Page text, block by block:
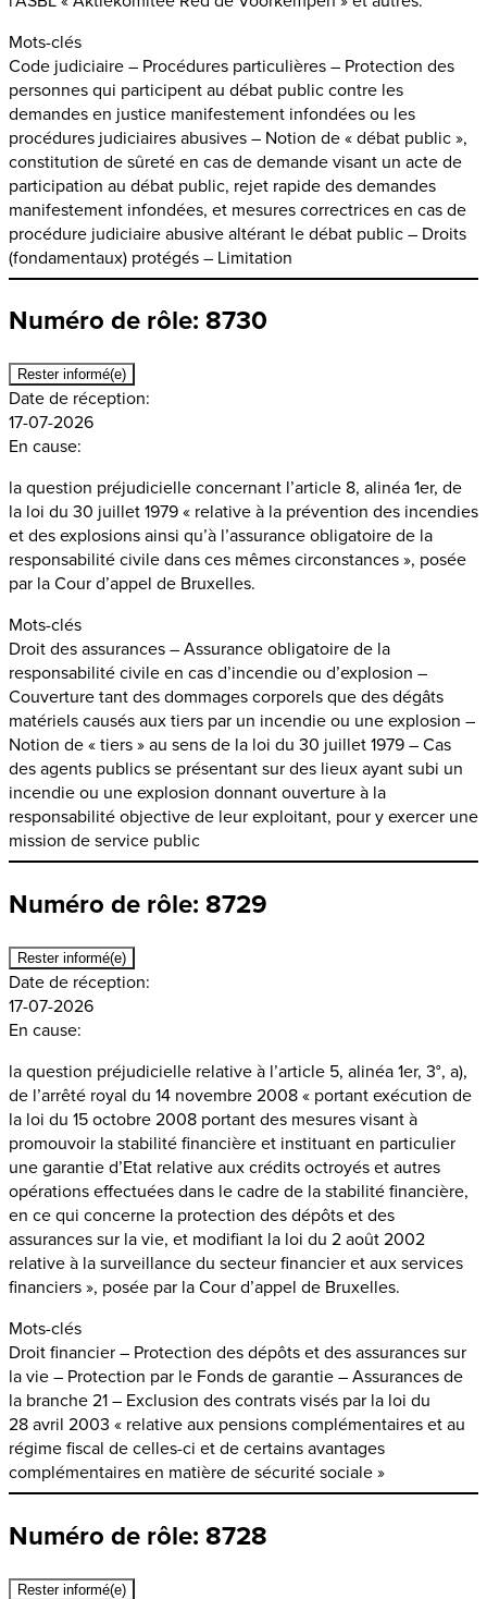
Mots-clés
Code judiciaire – Procédures particulières – Protection des
personnes qui participent au débat public contre les
demandes en justice manifestement infondées ou les
procédures judiciaires abusives – Notion de « débat public »,
constitution de sûreté en cas de demande visant un acte de
participation au débat public, rejet rapide des demandes
manifestement infondées, et mesures correctrices en cas de
procédure judiciaire abusive altérant le débat public – Droits
(fondamentaux) protégés – Limitation
Numéro de rôle: 8730
Rester informé(e)
Date de réception:
17-07-2026
En cause:
la question préjudicielle concernant l’article 8, alinéa 1er, de
la loi du 30 juillet 1979 « relative à la prévention des incendies
et des explosions ainsi qu’à l’assurance obligatoire de la
responsabilité civile dans ces mêmes circonstances », posée
par la Cour d’appel de Bruxelles.
Mots-clés
Droit des assurances – Assurance obligatoire de la
responsabilité civile en cas d’incendie ou d’explosion –
Couverture tant des dommages corporels que des dégâts
matériels causés aux tiers par un incendie ou une explosion –
Notion de « tiers » au sens de la loi du 30 juillet 1979 – Cas
des agents publics se présentant sur des lieux ayant subi un
incendie ou une explosion donnant ouverture à la
responsabilité objective de leur exploitant, pour y exercer une
mission de service public
Numéro de rôle: 8729
Rester informé(e)
Date de réception:
17-07-2026
En cause:
la question préjudicielle relative à l’article 5, alinéa 1er, 3°, a),
de l’arrêté royal du 14 novembre 2008 « portant exécution de
la loi du 15 octobre 2008 portant des mesures visant à
promouvoir la stabilité financière et instituant en particulier
une garantie d’Etat relative aux crédits octroyés et autres
opérations effectuées dans le cadre de la stabilité financière,
en ce qui concerne la protection des dépôts et des
assurances sur la vie, et modifiant la loi du 2 août 2002
relative à la surveillance du secteur financier et aux services
financiers », posée par la Cour d’appel de Bruxelles.
Mots-clés
Droit financier – Protection des dépôts et des assurances sur
la vie – Protection par le Fonds de garantie – Assurances de
la branche 21 – Exclusion des contrats visés par la loi du
28 avril 2003 « relative aux pensions complémentaires et au
régime fiscal de celles-ci et de certains avantages
complémentaires en matière de sécurité sociale »
Numéro de rôle: 8728
Rester informé(e)